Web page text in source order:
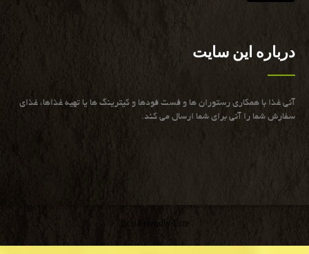
درباره این سایت
آنی غذا با همكاری رستوران ها و فست فودها و كیترینگ ها یا تهیه غذاها، غذای
سفارش شما را آنی برای شما ارسال می كند.
Eco Friendly Lite